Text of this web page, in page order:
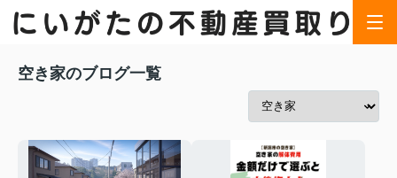
空き家のブログ一覧